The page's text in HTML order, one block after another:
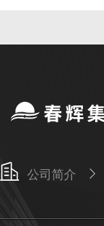
公司简介